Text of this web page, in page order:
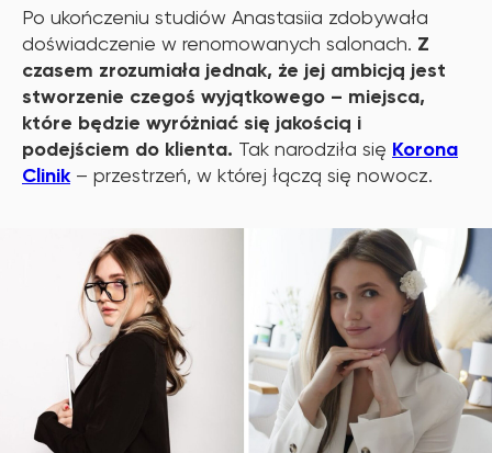
Po ukończeniu studiów Anastasiia zdobywała
doświadczenie w renomowanych salonach. Z
czasem zrozumiała jednak, że jej ambicją jest
stworzenie czegoś wyjątkowego – miejsca,
które będzie wyróżniać się jakością i
podejściem do klienta. Tak narodziła się Korona
Clinik – przestrzeń, w której łączą się nowocz.